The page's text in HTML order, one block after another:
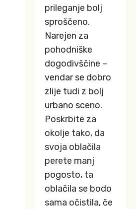
prileganje bolj
sproščeno.
Narejen za
pohodniške
dogodivščine –
vendar se dobro
zlije tudi z bolj
urbano sceno.
Poskrbite za
okolje tako, da
svoja oblačila
perete manj
pogosto, ta
oblačila se bodo
sama očistila, če